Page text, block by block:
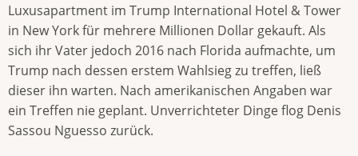
Luxusapartment im Trump International Hotel & Tower
in New York für mehrere Millionen Dollar gekauft. Als
sich ihr Vater jedoch 2016 nach Florida aufmachte, um
Trump nach dessen erstem Wahlsieg zu treffen, ließ
dieser ihn warten. Nach amerikanischen Angaben war
ein Treffen nie geplant. Unverrichteter Dinge flog Denis
Sassou Nguesso zurück.